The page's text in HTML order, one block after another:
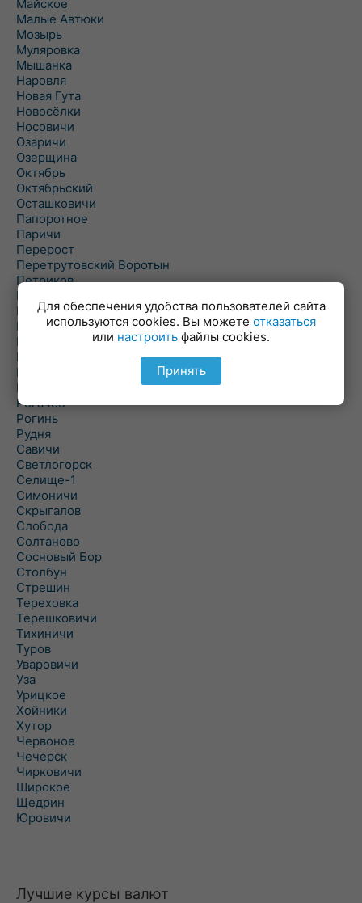
Майское
Малые Автюки
Мозырь
Муляровка
Мышанка
Наровля
Новая Гута
Новосёлки
Носовичи
Озаричи
Озерщина
Октябрь
Октябрьский
Осташковичи
Папоротное
Паричи
Перерост
Перетрутовский Воротын
Петриков
Пиревичи
Поболово
Поколюбичи
Полесье
Птичь
Речица
Ровенская Слобода
Рогачев
Рогинь
Рудня
Савичи
Светлогорск
Селище-1
Симоничи
Скрыгалов
Слобода
Солтаново
Сосновый Бор
Столбун
Стрешин
Тереховка
Терешковичи
Тихиничи
Туров
Уваровичи
Уза
Урицкое
Хойники
Хутор
Червоное
Чечерск
Чирковичи
Широкое
Щедрин
Юровичи
Лучшие курсы валют
Для обеспечения удобства пользователей сайта
используются cookies. Вы можете отказаться
или настроить файлы cookies.
Принять